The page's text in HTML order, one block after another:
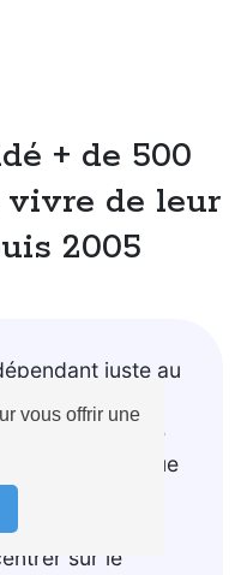
vous offrir une
+ de 500
vivre de leur
2005
juste au
timing ! Je
vers la vente
on peut dire que
de ne pas
sur la partie
sur le